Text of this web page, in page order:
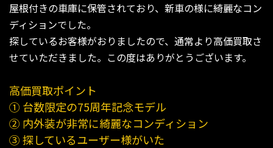
屋根付きの車庫に保管されており、新車の様に綺麗なコン
ディションでした。
探しているお客様がおりましたので、通常より高価買取さ
せていただきました。この度はありがとうございます。
高価買取ポイント
① 台数限定の75周年記念モデル
② 内外装が非常に綺麗なコンディション
③ 探しているユーザー様がいた